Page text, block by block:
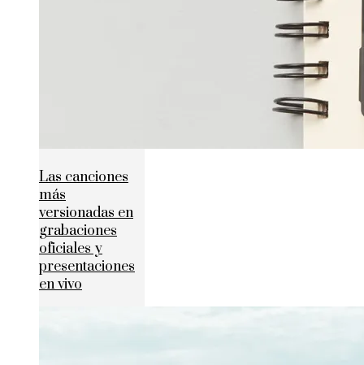
Las canciones
más
versionadas en
grabaciones
oficiales y
presentaciones
en vivo